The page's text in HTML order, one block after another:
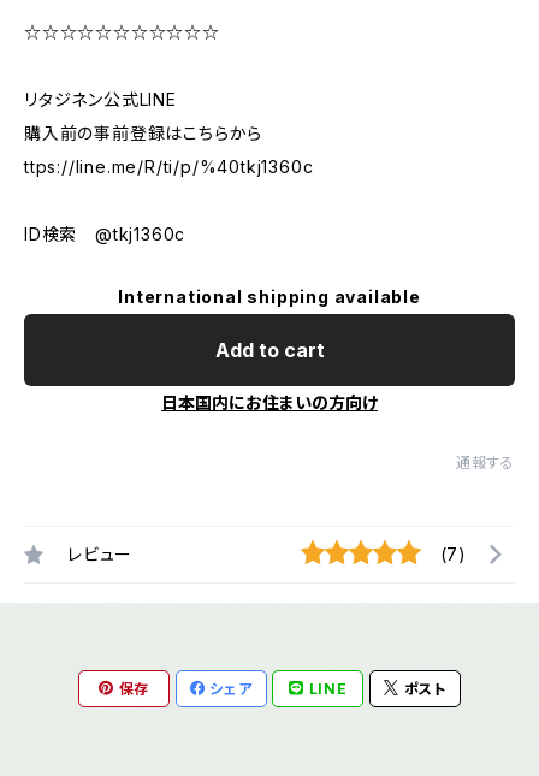
☆☆☆☆☆☆☆☆☆☆☆
リタジネン公式LINE
購入前の事前登録はこちらから
ttps://line.me/R/ti/p/%40tkj1360c
ID検索 @tkj1360c
International shipping available
Add to cart
日本国内にお住まいの方向け
通報する
レビュー (7)
保存 シェア LINE ポスト